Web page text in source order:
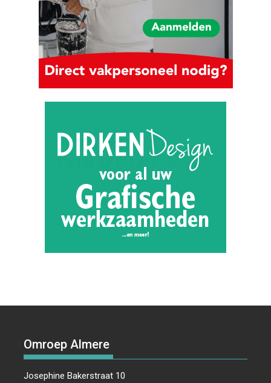
Omroep Almere
Josephine Bakerstraat 10